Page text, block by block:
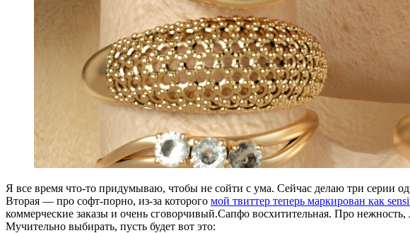
Я все время что-то придумываю, чтобы не сойти с ума. Cейчас делаю три
Вторая — про софт-порно, из-за которого мой твиттер теперь маркирован как
коммерческие заказы и очень сговорчивый.Сапфо восхитительная. Про
Мучительно выбирать, пусть будет вот это: